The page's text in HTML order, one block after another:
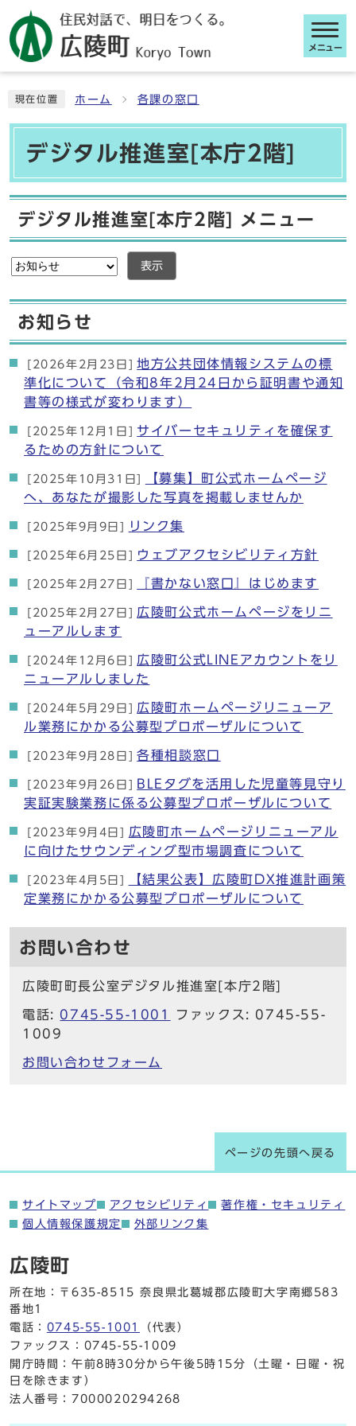
メニュー
現在位置 ホーム 各課の窓口
デジタル推進室[本庁2階]
デジタル推進室[本庁2階] メニュー
表示
お知らせ
[2026年2月23日] 地方公共団体情報システムの標
準化について（令和8年2月24日から証明書や通知
書等の様式が変わります）
[2025年12月1日] サイバーセキュリティを確保す
るための方針について
[2025年10月31日]
【募集】町公式ホームページ
へ、あなたが撮影した写真を掲載しませんか
[2025年9月9日] リンク集
[2025年6月25日] ウェブアクセシビリティ方針
[2025年2月27日] 『書かない窓口』はじめます
[2025年2月27日] 広陵町公式ホームページをリニ
ューアルします
[2024年12月6日] 広陵町公式LINEアカウントをリ
ニューアルしました
[2024年5月29日] 広陵町ホームページリニューア
ル業務にかかる公募型プロポーザルについて
[2023年9月28日] 各種相談窓口
[2023年9月26日] BLEタグを活用した児童等見守り
実証実験業務に係る公募型プロポーザルについて
[2023年9月4日]
広陵町ホームページリニューアル
に向けたサウンディング型市場調査について
[2023年4月5日]
【結果公表】広陵町DX推進計画策
定業務にかかる公募型プロポーザルについて
お問い合わせ
広陵町町長公室デジタル推進室[本庁2階]
電話: 0745-55-1001
ファックス: 0745-55-
1009
お問い合わせフォーム
ページの先頭へ戻る
サイトマップ アクセシビリティ
著作権・セキュリティ
個人情報保護規定
外部リンク集
広陵町
所在地：〒635-8515 奈良県北葛城郡広陵町大字南郷583
番地1
電話： 0745-55-1001
（代表）
ファックス：0745-55-1009
開庁時間：午前8時30分から午後5時15分（土曜・日曜・祝
日を除きます）
法人番号：7000020294268